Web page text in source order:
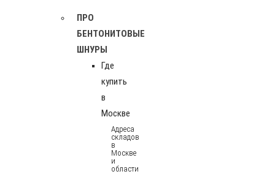
ПРО
БЕНТОНИТОВЫЕ
ШНУРЫ
Где
купить
в
Москве
Адреса
складов
в
Москве
и
области